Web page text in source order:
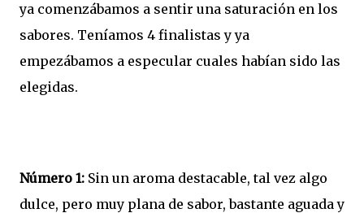
ya comenzábamos a sentir una saturación en los
sabores. Teníamos 4 finalistas y ya
empezábamos a especular cuales habían sido las
elegidas.
Número 1: Sin un aroma destacable, tal vez algo
dulce, pero muy plana de sabor, bastante aguada y